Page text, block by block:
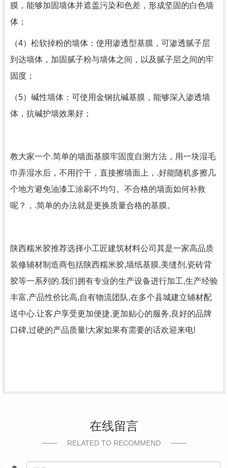
膜，能够加固墙体并遮盖污染和色差，形成坚固的白色墙
体；
（4）松软掉粉的墙体：使用渗透型基膜，可渗透腻子层
到达墙体，加固腻子粉与墙体之间，以及腻子层之间的牢
固度；
（5）碱性墙体：可使用金钢抗碱基膜，能够深入渗透墙
体，抗碱护墙效果好；
教大家一个.简单的墙面基膜牢固度自测方法，用一块湿毛
巾弄湿水后，不用拧干，直接擦墙面上，.好能随机多擦几
个地方避免油漆工涂刷不均匀。不合格的墙面如何补救
呢？，.简单的办法就是更换质量合格的基膜。
陕西糯米胶推荐选择小工匠建筑材料公司其是一家高品质
装修辅材制造商包括陕西糯米胶,墙纸基膜,美缝剂,瓷砖背
胶等一系列的.我们拥有专业的生产设备进行加工,生产经验
丰富,产品性价比高,自有物流团队,在多个县城建立辅材配
送中心.让客户享受更加便捷,更加贴心的服务,良好的品牌
口碑,过硬的产品质量!大家如果有需要的话欢迎来电!
在线留言
RELATED TO RECOMMEND